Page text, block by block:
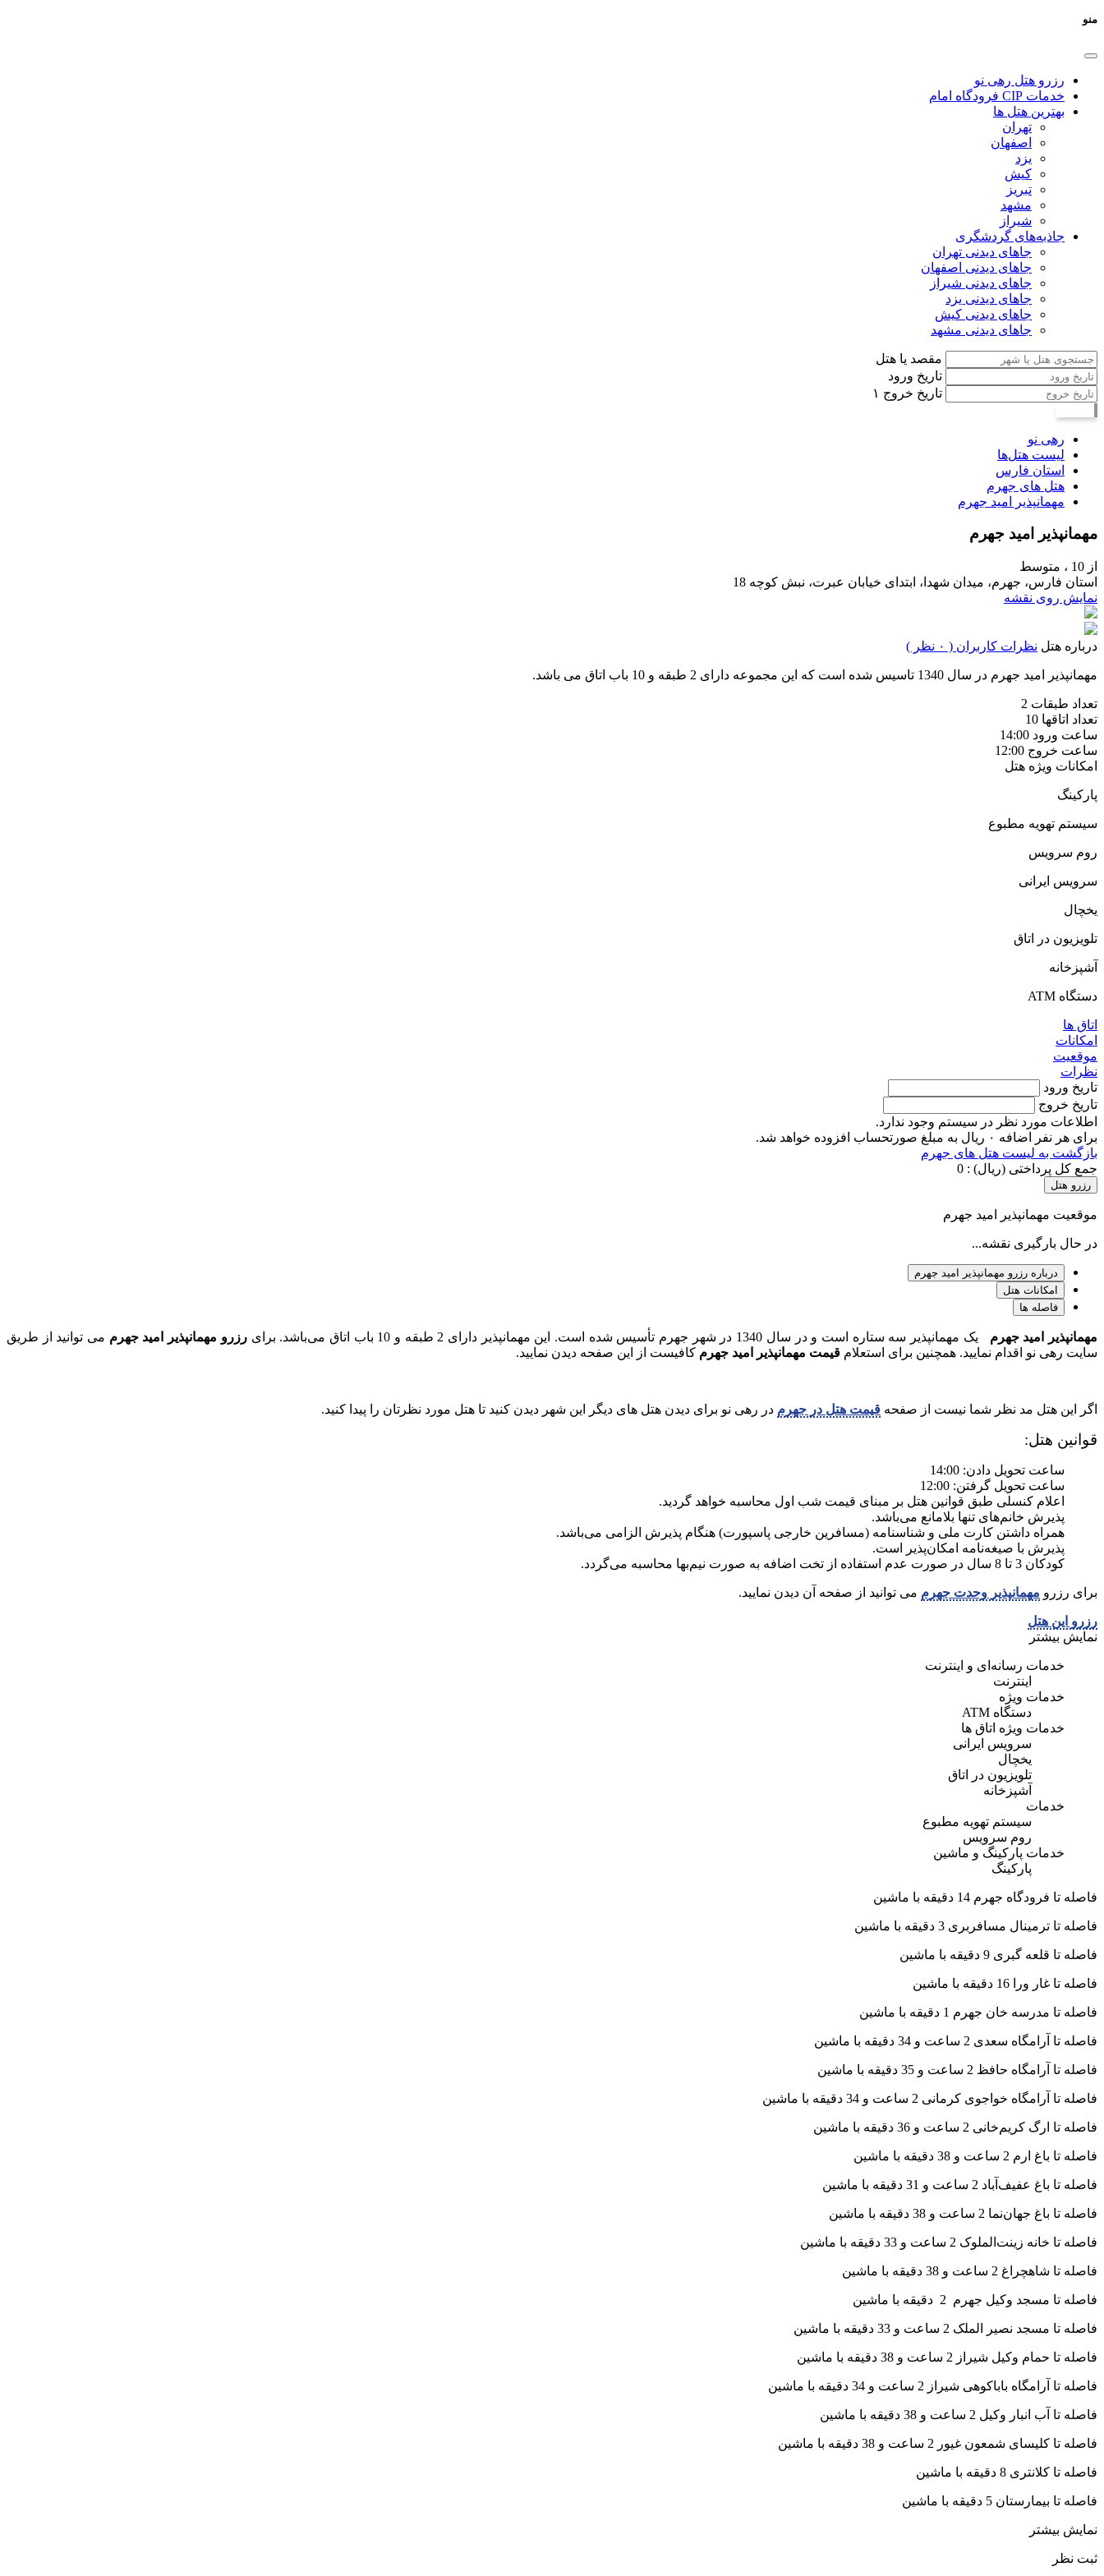
منو
رزرو هتل رهی نو
خدمات CIP فرودگاه امام
بهترین هتل ها
تهران
اصفهان
یزد
کیش
تبریز
مشهد
شیراز
جاذبه‌های گردشگری
جاهای دیدنی تهران
جاهای دیدنی اصفهان
جاهای دیدنی شیراز
جاهای دیدنی یزد
جاهای دیدنی کیش
جاهای دیدنی مشهد
مقصد یا هتل
تاریخ ورود
تاریخ خروج ۱
رهی نو
لیست هتل‌ها
استان فارس
هتل های جهرم
مهمانپذیر امید جهرم
مهمانپذیر امید جهرم
از 10 ،
متوسط
استان فارس، جهرم، میدان شهدا، ابتدای خیابان عبرت، نبش کوچه 18
نمایش روی نقشه
درباره هتل نظرات کاربران ( ۰ نظر )
مهمانپذیر امید جهرم در سال 1340 تاسیس شده است که این مجموعه دارای 2 طبقه و 10 باب اتاق می باشد.
تعداد طبقات 2
تعداد اتاقها 10
ساعت ورود 14:00
ساعت خروج 12:00
امکانات ویژه هتل
پارکینگ
سیستم تهویه مطبوع
روم سرویس
سرویس ایرانی
یخچال
تلویزیون در اتاق
آشپزخانه
دستگاه ATM
اتاق ها
امکانات
موقعیت
نظرات
تاریخ ورود
تاریخ خروج
اطلاعات مورد نظر در سیستم وجود ندارد.
برای هر نفر اضافه ۰ ریال به مبلغ صورتحساب افزوده خواهد شد.
بازگشت به لیست هتل های جهرم
جمع کل پرداختی (ریال) : 0
رزرو هتل
موقعیت مهمانپذیر امید جهرم
در حال بارگیری نقشه...
درباره رزرو مهمانپذیر امید جهرم
امکانات هتل
فاصله ها
مهمانپذیر امید جهرم یک مهمانپذیر سه ستاره است و در سال 1340 در شهر جهرم تأسیس شده است. این مهمانپذیر دارای 2 طبقه و 10 باب اتاق می‌باشد. برای رزرو مهمانپذیر امید جهرم می توانید از طریق
سایت رهی نو اقدام نمایید. همچنین برای استعلام قیمت مهمانپذیر امید جهرم کافیست از این صفحه دیدن نمایید.
اگر این هتل مد نظر شما نیست از صفحه قیمت هتل در جهرم در رهی نو برای دیدن هتل های دیگر این شهر دیدن کنید تا هتل مورد نظرتان را پیدا کنید.
قوانین هتل:
ساعت تحویل دادن: 14:00
ساعت تحویل گرفتن: 12:00
اعلام کنسلی طبق قوانین هتل بر مبنای قیمت شب اول محاسبه خواهد گردید.
پذیرش خانم‌های تنها بلامانع می‌باشد.
همراه داشتن کارت ملی و شناسنامه (مسافرین خارجی پاسپورت) هنگام پذیرش الزامی می‌باشد.
پذیرش با صیغه‌نامه امکان‌پذیر است.
کودکان 3 تا 8 سال در صورت عدم استفاده از تخت اضافه به صورت نیم‌بها محاسبه می‌گردد.
برای رزرو مهمانپذیر وحدت جهرم می توانید از صفحه آن دیدن نمایید.
رزرو این هتل
نمایش بیشتر
خدمات رسانه‌ای و اینترنت
اینترنت
خدمات ویژه
دستگاه ATM
خدمات ویژه اتاق ها
سرویس ایرانی
یخچال
تلویزیون در اتاق
آشپزخانه
خدمات
سیستم تهویه مطبوع
روم سرویس
خدمات پارکینگ و ماشین
پارکینگ
فاصله تا فرودگاه جهرم 14 دقیقه با ماشین
فاصله تا ترمینال مسافربری 3 دقیقه با ماشین
فاصله تا قلعه گبری 9 دقیقه با ماشین
فاصله تا غار ورا 16 دقیقه با ماشین
فاصله تا مدرسه خان جهرم 1 دقیقه با ماشین
فاصله تا آرامگاه سعدی 2 ساعت و 34 دقیقه با ماشین
فاصله تا آرامگاه حافظ 2 ساعت و 35 دقیقه با ماشین
فاصله تا آرامگاه خواجوی کرمانی 2 ساعت و 34 دقیقه با ماشین
فاصله تا ارگ کریم‌خانی 2 ساعت و 36 دقیقه با ماشین
فاصله تا باغ ارم 2 ساعت و 38 دقیقه با ماشین
فاصله تا باغ عفیف‌آباد 2 ساعت و 31 دقیقه با ماشین
فاصله تا باغ جهان‌نما 2 ساعت و 38 دقیقه با ماشین
فاصله تا خانه زینت‌الملوک 2 ساعت و 33 دقیقه با ماشین
فاصله تا شاهچراغ 2 ساعت و 38 دقیقه با ماشین
فاصله تا مسجد وکیل جهرم 2 دقیقه با ماشین
فاصله تا مسجد نصیر الملک 2 ساعت و 33 دقیقه با ماشین
فاصله تا حمام وکیل شیراز 2 ساعت و 38 دقیقه با ماشین
فاصله تا آرامگاه باباکوهی شیراز 2 ساعت و 34 دقیقه با ماشین
فاصله تا آب انبار وکیل 2 ساعت و 38 دقیقه با ماشین
فاصله تا کلیسای شمعون غیور 2 ساعت و 38 دقیقه با ماشین
فاصله تا کلانتری 8 دقیقه با ماشین
فاصله تا بیمارستان 5 دقیقه با ماشین
نمایش بیشتر
ثبت نظر